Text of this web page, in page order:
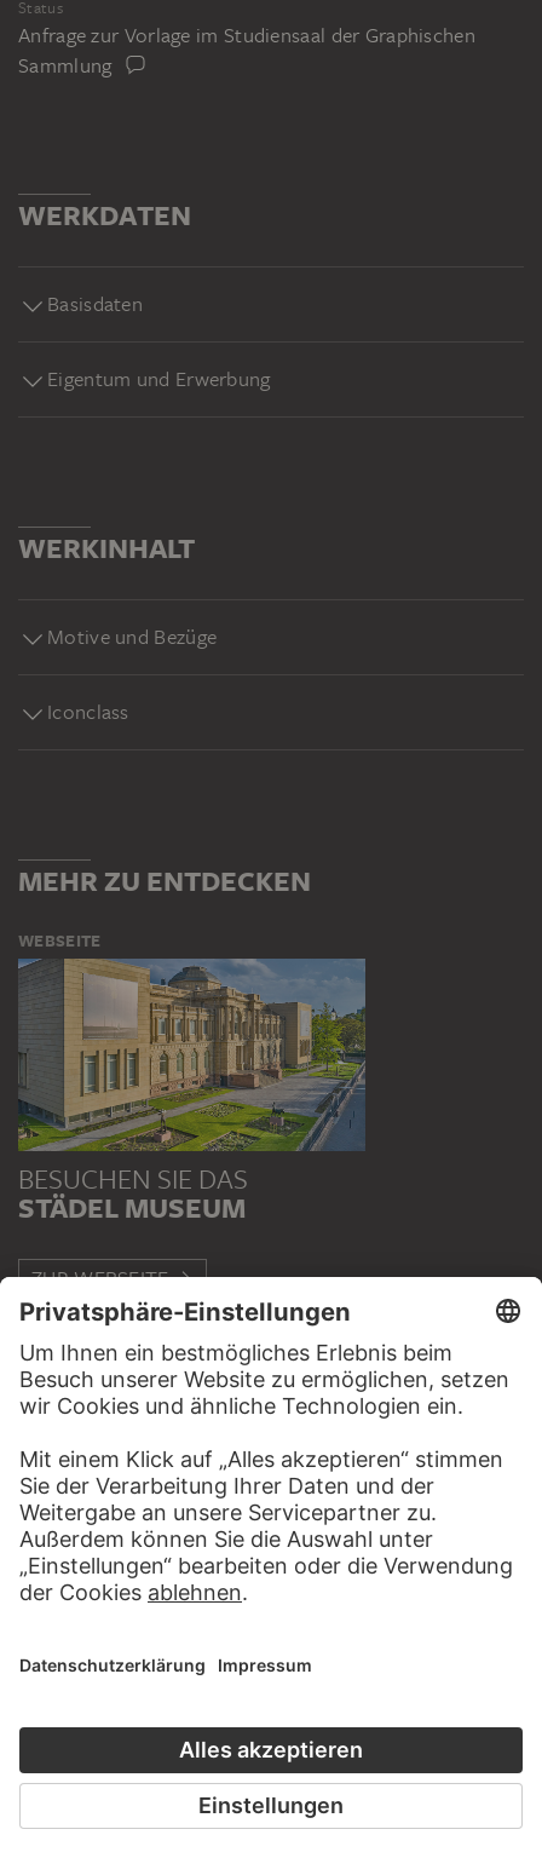
Status
Anfrage zur Vorlage im Studiensaal der Graphischen
Sammlung
WERKDATEN
Basisdaten
Eigentum und Erwerbung
WERKINHALT
Motive und Bezüge
Iconclass
MEHR ZU ENTDECKEN
WEBSEITE
BESUCHEN SIE DAS
STÄDEL MUSEUM
ZUR WEBSEITE
Haben Sie Anregungen, Fragen oder Informationen zu
diesem Werk?
SCHREIBEN SIE UNS
staedelmuseum.de/go/ds/1867z